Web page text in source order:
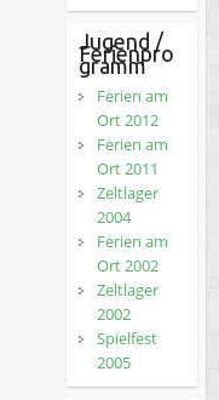
Jugend /
Ferienpro
gramm
Ferien am
Ort 2012
Ferien am
Ort 2011
Zeltlager
2004
Ferien am
Ort 2002
Zeltlager
2002
Spielfest
2005